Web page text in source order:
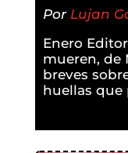
Por Lujan
Enero
mueren, de
breves
huellas que